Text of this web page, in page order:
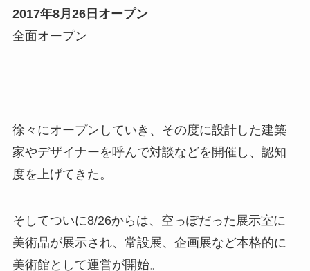
2017年8月26日オープン
全面オープン
徐々にオープンしていき、その度に設計した建築
家やデザイナーを呼んで対談などを開催し、認知
度を上げてきた。
そしてついに8/26からは、空っぽだった展示室に
美術品が展示され、常設展、企画展など本格的に
美術館として運営が開始。